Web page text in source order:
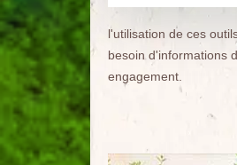
l'utilisation de ces
besoin d'informations
engagement.